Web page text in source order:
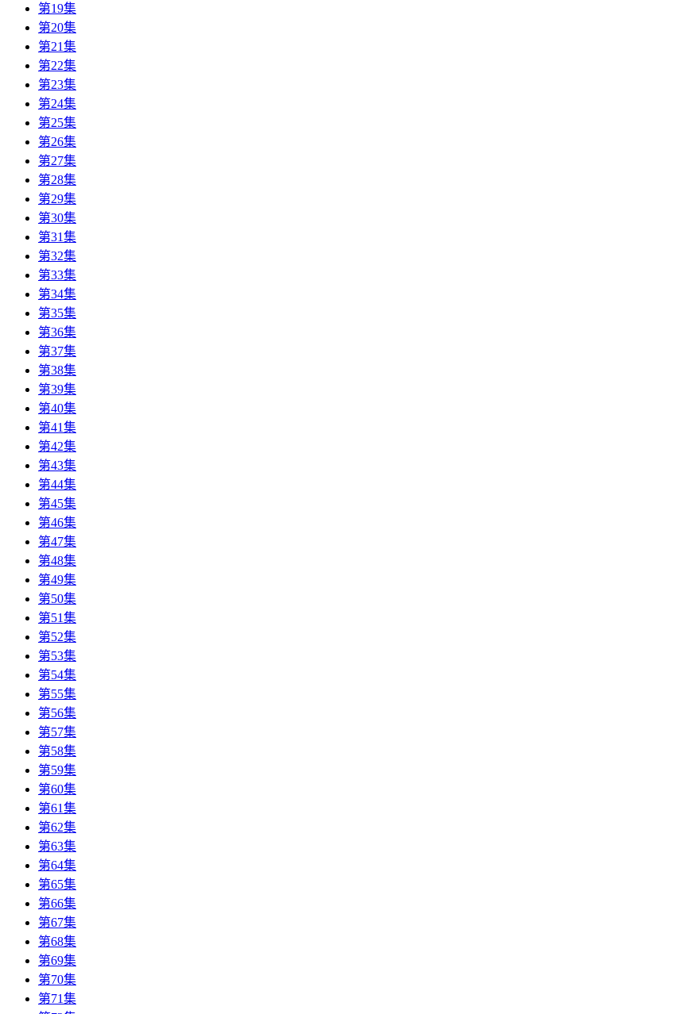
第19集
第20集
第21集
第22集
第23集
第24集
第25集
第26集
第27集
第28集
第29集
第30集
第31集
第32集
第33集
第34集
第35集
第36集
第37集
第38集
第39集
第40集
第41集
第42集
第43集
第44集
第45集
第46集
第47集
第48集
第49集
第50集
第51集
第52集
第53集
第54集
第55集
第56集
第57集
第58集
第59集
第60集
第61集
第62集
第63集
第64集
第65集
第66集
第67集
第68集
第69集
第70集
第71集